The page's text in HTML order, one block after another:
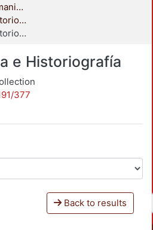
Departamento de Humanidades
Área de Historia e Historiografía
Libros - Historia e Historiografía
e Historiografía
377
Back to results